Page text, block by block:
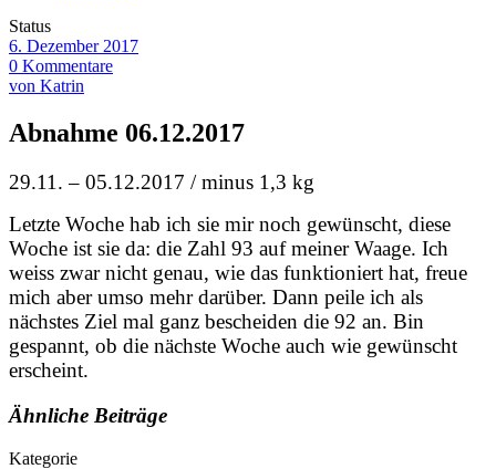
Status
6. Dezember 2017
0 Kommentare
von Katrin
Abnahme 06.12.2017
29.11. – 05.12.2017 / minus 1,3 kg
Letzte Woche hab ich sie mir noch gewünscht, diese
Woche ist sie da: die Zahl 93 auf meiner Waage. Ich
weiss zwar nicht genau, wie das funktioniert hat, freue
mich aber umso mehr darüber. Dann peile ich als
nächstes Ziel mal ganz bescheiden die 92 an. Bin
gespannt, ob die nächste Woche auch wie gewünscht
erscheint.
Ähnliche Beiträge
Kategorie